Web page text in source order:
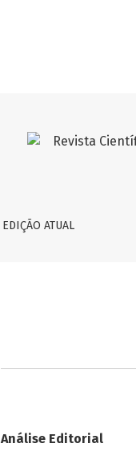
EDIÇÃO ATUAL
Análise Editorial